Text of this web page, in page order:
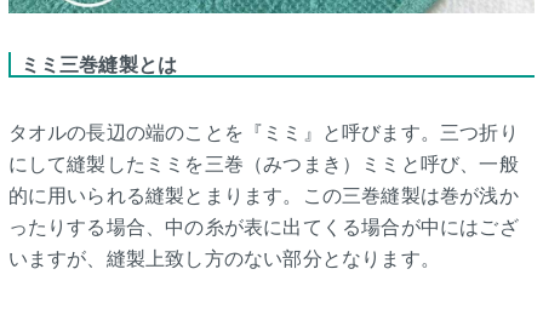
ミミ三巻縫製とは
タオルの長辺の端のことを『ミミ』と呼びます。三つ折り
にして縫製したミミを三巻（みつまき）ミミと呼び、一般
的に用いられる縫製とまります。この三巻縫製は巻が浅か
ったりする場合、中の糸が表に出てくる場合が中にはござ
いますが、縫製上致し方のない部分となります。